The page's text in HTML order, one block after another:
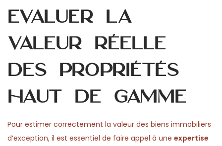
Évaluer la
valeur réelle
des propriétés
haut de gamme
Pour estimer correctement la valeur des biens immobiliers
d’exception, il est essentiel de faire appel à une expertise